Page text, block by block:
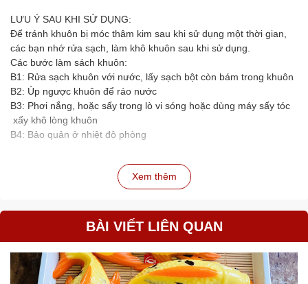
LƯU Ý SAU KHI SỬ DỤNG:
Để tránh khuôn bị móc thâm kim sau khi sử dụng một thời gian,
các bạn nhớ rửa sạch, làm khô khuôn sau khi sử dụng.
Các bước làm sách khuôn:
B1: Rửa sạch khuôn với nước, lấy sạch bột còn bám trong khuôn
B2: Úp ngược khuôn để ráo nước
B3: Phơi nắng, hoặc sấy trong lò vi sóng hoặc dùng máy sấy tóc
xấy khô lòng khuôn
B4: Bảo quản ở nhiệt độ phòng
Xem thêm
BÀI VIẾT LIÊN QUAN